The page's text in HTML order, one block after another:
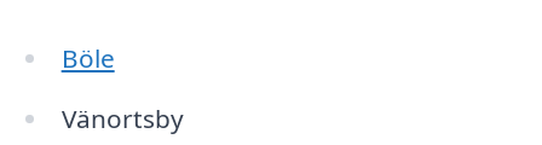
Böle
Vänortsby